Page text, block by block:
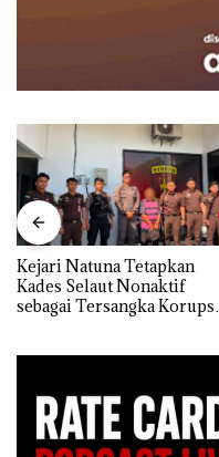
Kejari Natuna Tetapkan
Kades Selaut Nonaktif
sebagai Tersangka Korupsi